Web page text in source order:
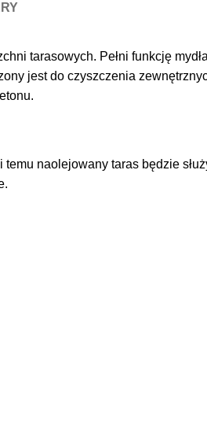
tarasowych. Pełni funkcję
jest do czyszczenia
naolejowany taras będzie